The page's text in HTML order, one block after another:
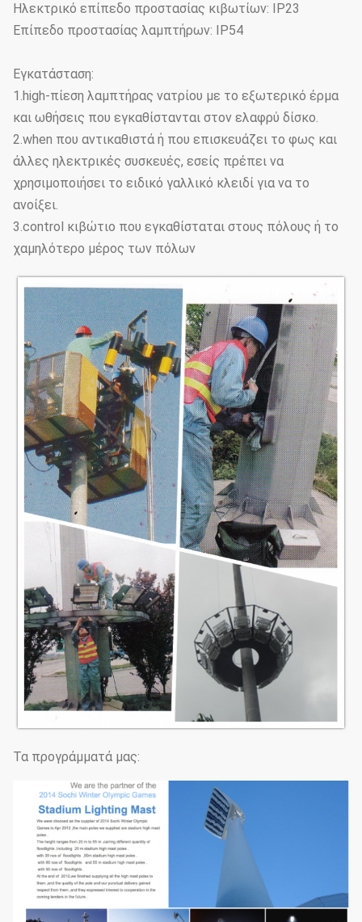
Ηλεκτρικό επίπεδο προστασίας κιβωτίων: IP23
Επίπεδο προστασίας λαμπτήρων: IP54
Εγκατάσταση:
1.high-πίεση λαμπτήρας νατρίου με το εξωτερικό έρμα
και ωθήσεις που εγκαθίστανται στον ελαφρύ δίσκο.
2.when που αντικαθιστά ή που επισκευάζει το φως και
άλλες ηλεκτρικές συσκευές, εσείς πρέπει να
χρησιμοποιήσει το ειδικό γαλλικό κλειδί για να το
ανοίξει.
3.control κιβώτιο που εγκαθίσταται στους πόλους ή το
χαμηλότερο μέρος των πόλων
Τα προγράμματά μας: